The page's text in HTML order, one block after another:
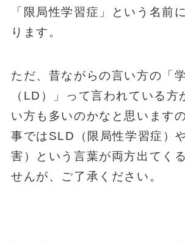
「限局性学習症」という名前
ります。
ただ、昔ながらの言い方の「
（LD）」って言われている方
い方も多いのかなと思います
事ではSLD（限局性学習症）
害）という言葉が両方出てく
せんが、ご了承ください。